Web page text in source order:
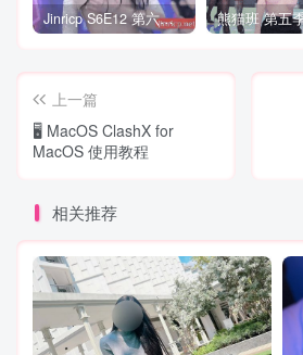
Jinricp S6E12 第六季 第12期 营救俘虏战 中英韩简繁字幕
上一篇
🖥️ MacOS ClashX for
MacOS 使用教程
相关推荐